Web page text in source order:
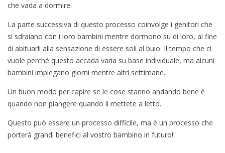
che vada a dormire.
La parte successiva di questo processo coinvolge i genitori che
si sdraiano con i loro bambini mentre dormono su di loro, al fine
di abituarli alla sensazione di essere soli al buio. Il tempo che ci
vuole perché questo accada varia su base individuale, ma alcuni
bambini impiegano giorni mentre altri settimane.
Un buon modo per capire se le cose stanno andando bene è
quando non piangere quando li mettete a letto.
Questo può essere un processo difficile, ma è un processo che
porterà grandi benefici al vostro bambino in futuro!